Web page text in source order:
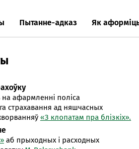
Пытанне-адказ Як
афармленні поліса
страхавання ад няшчасных
«З клопатам пра блізкіх».
аб прыходных і расходных